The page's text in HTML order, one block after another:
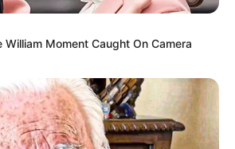
hərəkətistiqamətləri
William Moment Caught On Camera